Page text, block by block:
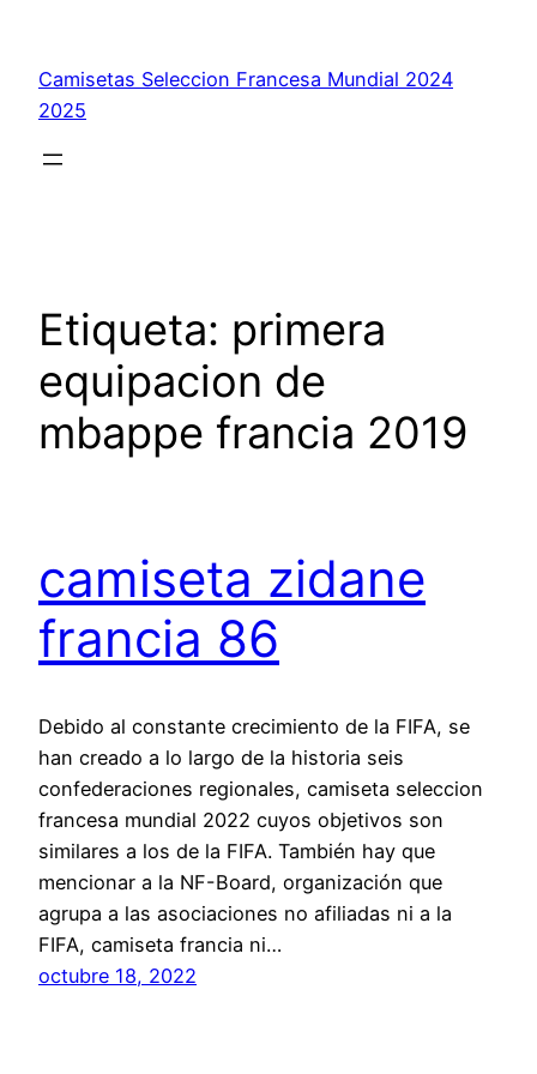
contenido
Camisetas Seleccion Francesa Mundial 2024
2025
Etiqueta: primera
equipacion de
mbappe francia 2019
camiseta zidane
francia 86
Debido al constante crecimiento de la FIFA, se
han creado a lo largo de la historia seis
confederaciones regionales, camiseta seleccion
francesa mundial 2022 cuyos objetivos son
similares a los de la FIFA. También hay que
mencionar a la NF-Board, organización que
agrupa a las asociaciones no afiliadas ni a la
FIFA, camiseta francia ni…
octubre 18, 2022